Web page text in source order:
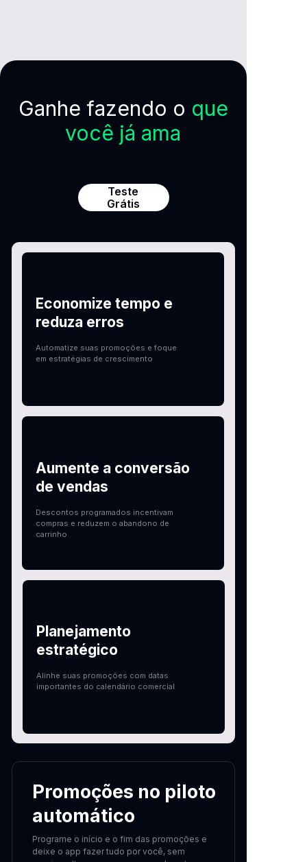
Teste
Grátis
Promoções no piloto
automático
Programe o início e o fim das promoções e
deixe o app fazer tudo por você, sem
Ganhe fazendo o que
você já ama
Economize tempo e
reduza erros
Automatize suas promoções e foque
em estratégias de crescimento
Descontos programados incentivam
compras e reduzem o abandono de
carrinho
Aumente a conversão
de vendas
Planejamento
estratégico
Alinhe suas promoções com datas
importantes do calendário comercial